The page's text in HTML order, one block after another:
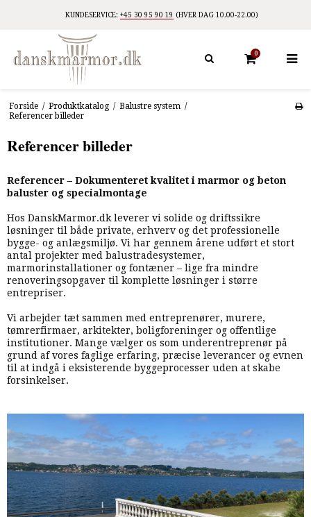
KUNDESERVICE: +45 30 95 90 19 (HVER DAG 10.00-22.00)
0
Forside / Produktkatalog / Balustre system /
Referencer billeder
Referencer billeder
Referencer – Dokumenteret kvalitet i marmor og beton
baluster og specialmontage
Hos DanskMarmor.dk leverer vi solide og driftssikre
løsninger til både private, erhverv og det professionelle
bygge- og anlægsmiljø. Vi har gennem årene udført et stort
antal projekter med balustradesystemer,
marmorinstallationer og fontæner – lige fra mindre
renoveringsopgaver til komplette løsninger i større
entrepriser.
Vi arbejder tæt sammen med entreprenører, murere,
tømrerfirmaer, arkitekter, boligforeninger og offentlige
institutioner. Mange vælger os som underentreprenør på
grund af vores faglige erfaring, præcise leverancer og evnen
til at indgå i eksisterende byggeprocesser uden at skabe
forsinkelser.